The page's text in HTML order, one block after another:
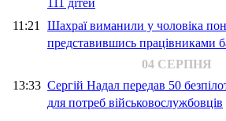
111 дітей
11:21 Шахраї виманили у чоловіка
представившись працівниками
04 СЕРПНЯ
13:33 Сергій Надал передав 50
для потреб військовослужбовців